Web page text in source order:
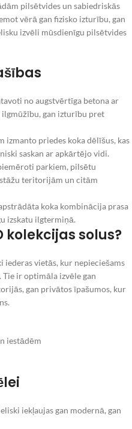
pilsētvides un sabiedriskās
vērā gan fizisko izturību, gan
izvēli mūsdienīgu pilsētvides
no augstvērtīga betona ar
ilgmūžību, gan izturību pret
izmanto priedes koka dēlīšus, kas
saskan ar apkārtējo vidi.
parkiem, pilsētu
teritorijām un citām
koka kombinācija prasa
izskatu ilgtermiņā.
kolekcijas solus?
vietās, kur nepieciešams
ir optimāla izvēle gan
gan privātos īpašumos, kur
iestādēm
iekļaujas gan modernā, gan